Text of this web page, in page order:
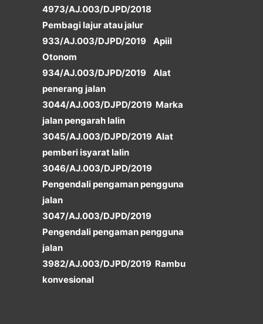
4973/AJ.003/DJPD/2018
Pembagi lajur atau jalur
933/AJ.003/DJPD/2019 Apiil
Otonom
934/AJ.003/DJPD/2019 Alat
penerang jalan
3044/AJ.003/DJPD/2019 Marka
jalan pengarah lalin
3045/AJ.003/DJPD/2019 Alat
pemberi isyarat lalin
3046/AJ.003/DJPD/2019
Pengendali pengaman pengguna
jalan
3047/AJ.003/DJPD/2019
Pengendali pengaman pengguna
jalan
3982/AJ.003/DJPD/2019 Rambu
konvesional